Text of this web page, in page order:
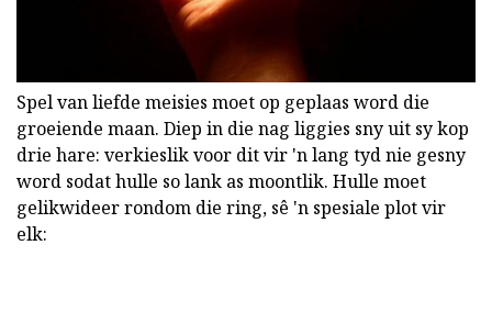
Spel van liefde meisies moet op geplaas word die
groeiende maan. Diep in die nag liggies sny uit sy kop
drie hare: verkieslik voor dit vir 'n lang tyd nie gesny
word sodat hulle so lank as moontlik. Hulle moet
gelikwideer rondom die ring, sê 'n spesiale plot vir
elk: